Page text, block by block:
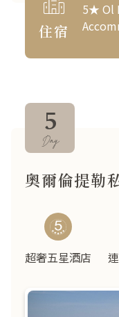
住宿
5★ Ol
奧爾倫提勒
超奢五星酒店
5
Day